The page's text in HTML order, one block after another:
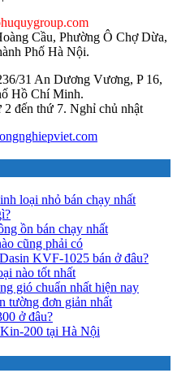
Cầu, Phường Ô Chợ Dừa,
Phố Hà Nội.
31 An Dương Vương, P 16,
Hồ Chí Minh.
đến thứ 7. Nghỉ chủ nhật
loại nhỏ bán chạy nhất
ồn bán chạy nhất
cũng phải có
KVF-1025 bán ở đâu?
nào tốt nhất
gió chuẩn nhất hiện nay
tường đơn giản nhất
ở đâu?
200 tại Hà Nội